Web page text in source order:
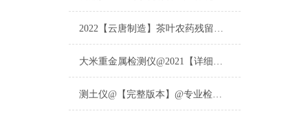
2022【云唐制造】茶叶农药残留检测仪多少钱一台@山东云唐仪器仪表制造
大米重金属检测仪@2021【详细版本】@专业检测大米重金属仪器仪表
测土仪@【完整版本】@专业检测土壤的仪器仪表